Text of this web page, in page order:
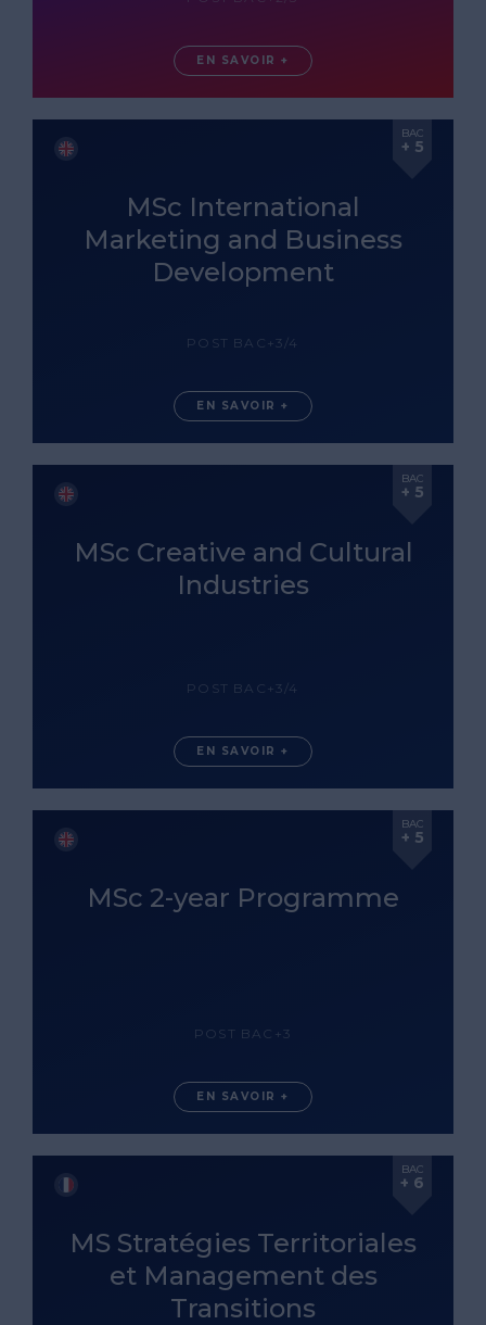
EN SAVOIR +
BAC
+ 5
MSc International
Marketing and Business
Development
POST BAC+3/4
EN SAVOIR +
BAC
+ 5
MSc Creative and Cultural
Industries
POST BAC+3/4
EN SAVOIR +
BAC
+ 5
MSc 2-year Programme
POST BAC+3
EN SAVOIR +
BAC
+ 6
MS Stratégies Territoriales
et Management des
Transitions